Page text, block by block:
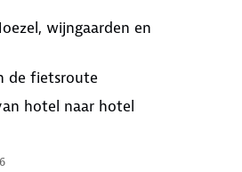
wijngaarden en
de fietsroute
hotel naar hotel